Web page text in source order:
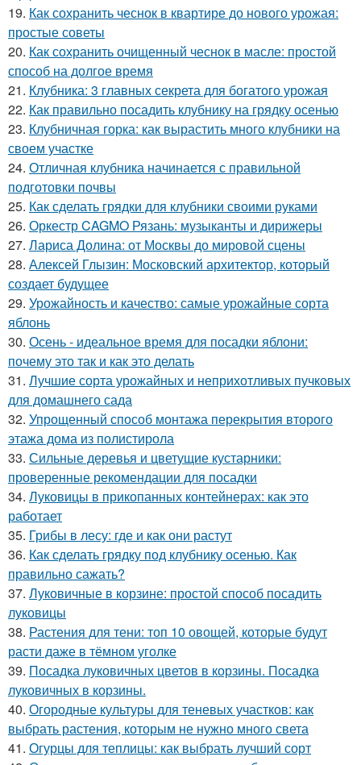
19. Как сохранить чеснок в квартире до нового урожая:
простые советы
20. Как сохранить очищенный чеснок в масле: простой
способ на долгое время
21. Клубника: 3 главных секрета для богатого урожая
22. Как правильно посадить клубнику на грядку осенью
23. Клубничная горка: как вырастить много клубники на
своем участке
24. Отличная клубника начинается с правильной
подготовки почвы
25. Как сделать грядки для клубники своими руками
26. Оркестр CAGMO Рязань: музыканты и дирижеры
27. Лариса Долина: от Москвы до мировой сцены
28. Алексей Глызин: Московский архитектор, который
создает будущее
29. Урожайность и качество: самые урожайные сорта
яблонь
30. Осень - идеальное время для посадки яблони:
почему это так и как это делать
31. Лучшие сорта урожайных и неприхотливых пучковых
для домашнего сада
32. Упрощенный способ монтажа перекрытия второго
этажа дома из полистирола
33. Сильные деревья и цветущие кустарники:
проверенные рекомендации для посадки
34. Луковицы в прикопанных контейнерах: как это
работает
35. Грибы в лесу: где и как они растут
36. Как сделать грядку под клубнику осенью. Как
правильно сажать?
37. Луковичные в корзине: простой способ посадить
луковицы
38. Растения для тени: топ 10 овощей, которые будут
расти даже в тёмном уголке
39. Посадка луковичных цветов в корзины. Посадка
луковичных в корзины.
40. Огородные культуры для теневых участков: как
выбрать растения, которым не нужно много света
41. Огурцы для теплицы: как выбрать лучший сорт